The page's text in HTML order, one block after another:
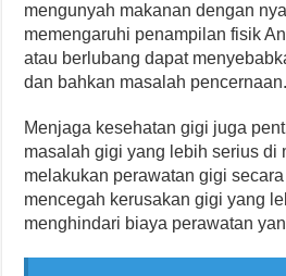
mengunyah makanan dengan
memengaruhi penampilan fisik
atau berlubang dapat
dan bahkan masalah pencernaan.
Menjaga kesehatan gigi juga
masalah gigi yang lebih serius di
melakukan perawatan gigi
mencegah kerusakan gigi yang
menghindari biaya perawatan